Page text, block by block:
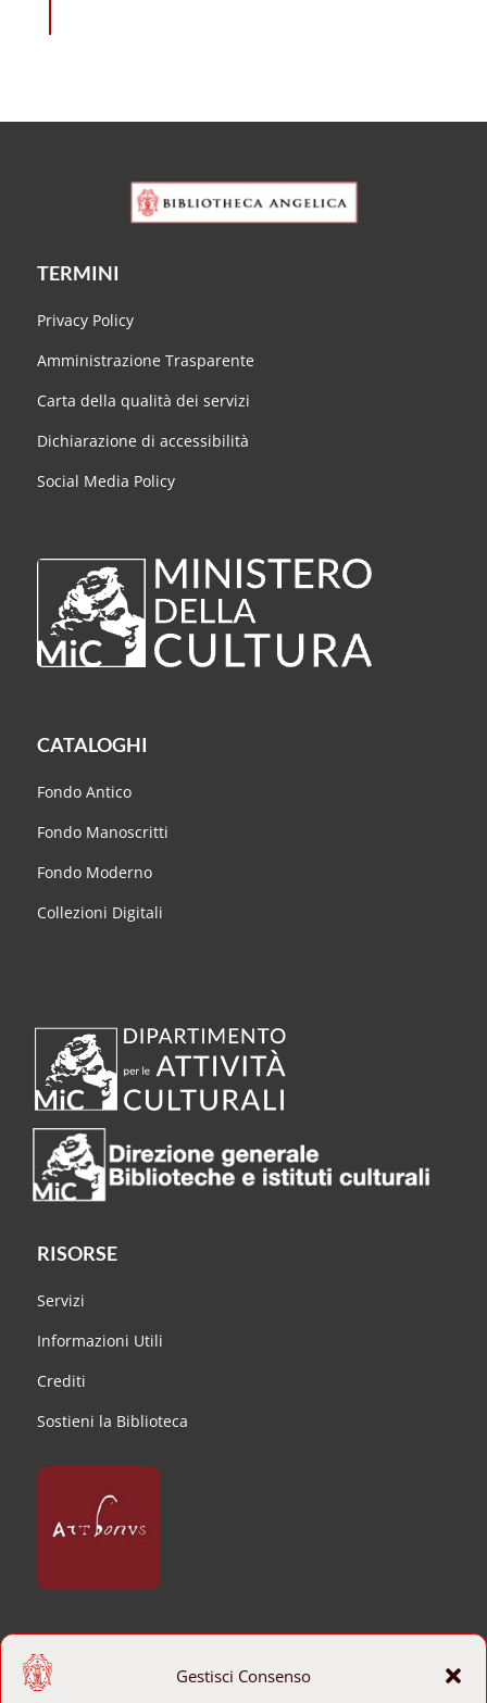
Gestisci Consenso
TERMINI
Privacy Policy
Amministrazione Trasparente
Carta della qualità dei servizi
Dichiarazione di accessibilità
Social Media Policy
CATALOGHI
Fondo Antico
Fondo Manoscritti
Fondo Moderno
Collezioni Digitali
RISORSE
Servizi
Informazioni Utili
Crediti
Sostieni la Biblioteca
CONTATTI